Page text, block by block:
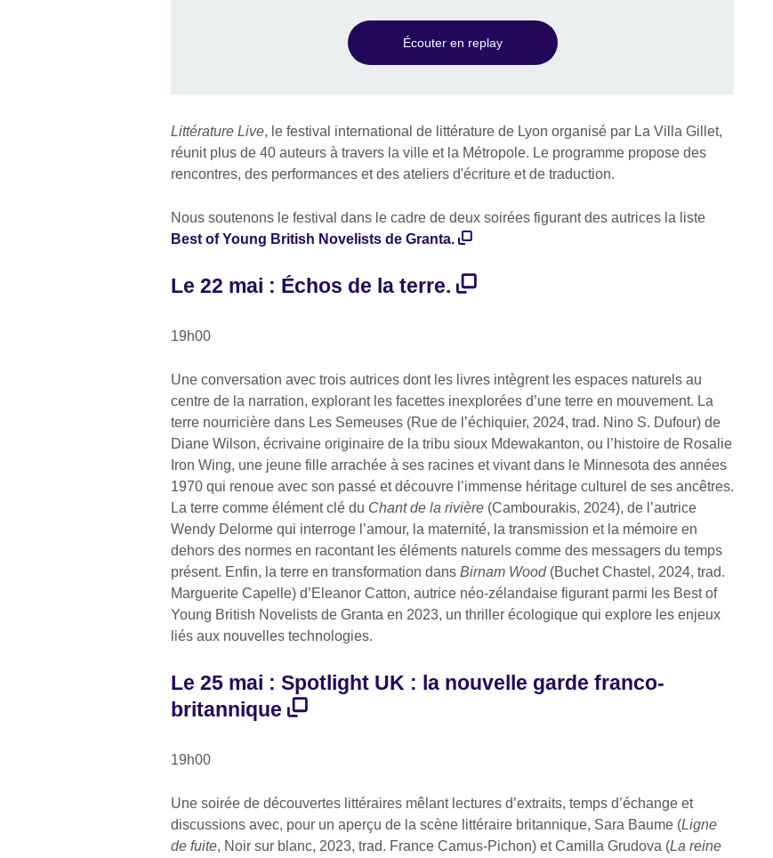
Écouter en replay
Littérature Live, le festival international de littérature de Lyon organisé par La Villa Gillet,
réunit plus de 40 auteurs à travers la ville et la Métropole. Le programme propose des
rencontres, des performances et des ateliers d'écriture et de traduction.
Nous soutenons le festival dans le cadre de deux soirées figurant des autrices la liste
Best of Young British Novelists de Granta.
Le 22 mai : Échos de la terre.
19h00
Une conversation avec trois autrices dont les livres intègrent les espaces naturels au
centre de la narration, explorant les facettes inexplorées d’une terre en mouvement. La
terre nourricière dans Les Semeuses (Rue de l’échiquier, 2024, trad. Nino S. Dufour) de
Diane Wilson, écrivaine originaire de la tribu sioux Mdewakanton, ou l’histoire de Rosalie
Iron Wing, une jeune fille arrachée à ses racines et vivant dans le Minnesota des années
1970 qui renoue avec son passé et découvre l’immense héritage culturel de ses ancêtres.
La terre comme élément clé du Chant de la rivière (Cambourakis, 2024), de l’autrice
Wendy Delorme qui interroge l’amour, la maternité, la transmission et la mémoire en
dehors des normes en racontant les éléments naturels comme des messagers du temps
présent. Enfin, la terre en transformation dans Birnam Wood(Buchet Chastel, 2024, trad.
Marguerite Capelle) d’Eleanor Catton, autrice néo-zélandaise figurant parmi les Best of
Young British Novelists de Granta en 2023, un thriller écologique qui explore les enjeux
liés aux nouvelles technologies.
Le 25 mai : Spotlight UK : la nouvelle garde franco-
britannique
19h00
Une soirée de découvertes littéraires mêlant lectures d’extraits, temps d’échange et
discussions avec, pour un aperçu de la scène littéraire britannique, Sara Baume (Ligne
de fuite, Noir sur blanc, 2023, trad. France Camus-Pichon) et Camilla Grudova (La reine